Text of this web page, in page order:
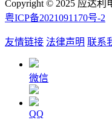
Copyright © 2025 应达利
粤ICP备2021091170号-2
友情链接 法律声明 联系
微信
QQ